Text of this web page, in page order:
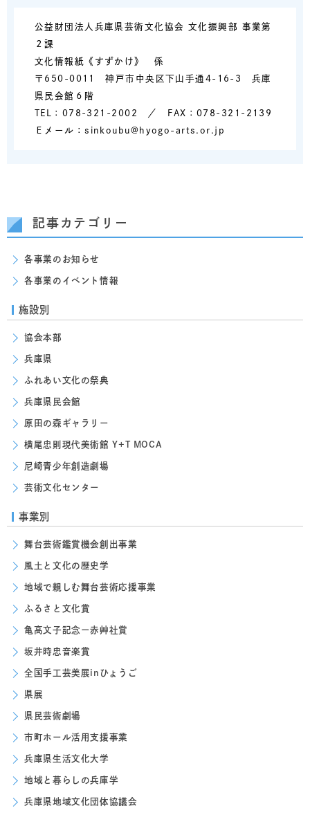
公益財団法人兵庫県芸術文化協会 文化振興部 事業第
２課
文化情報紙《すずかけ》 係
〒650-0011 神戸市中央区下山手通4-16-3 兵庫
県民会館６階
TEL：078-321-2002 ／ FAX：078-321-2139
Ｅメール：sinkoubu@hyogo-arts.or.jp
記事カテゴリー
各事業のお知らせ
各事業のイベント情報
施設別
協会本部
兵庫県
ふれあい文化の祭典
兵庫県民会館
原田の森ギャラリー
横尾忠則現代美術館 Y+T MOCA
尼崎青少年創造劇場
芸術文化センター
事業別
舞台芸術鑑賞機会創出事業
風土と文化の歴史学
地域で親しむ舞台芸術応援事業
ふるさと文化賞
亀高文子記念ー赤艸社賞
坂井時忠音楽賞
全国手工芸美展inひょうご
県展
県民芸術劇場
市町ホール活用支援事業
兵庫県生活文化大学
地域と暮らしの兵庫学
兵庫県地域文化団体協議会